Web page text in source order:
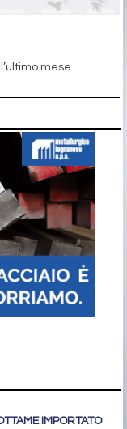
mese
IMPORTATO